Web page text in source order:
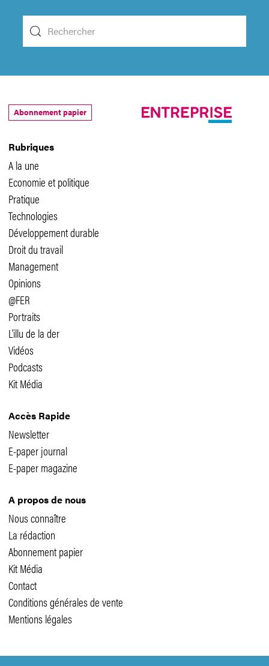
Rubriques
A la une
Economie et politique
Pratique
Technologies
Développement durable
Droit du travail
Management
Opinions
@FER
Portraits
L'illu de la der
Vidéos
Podcasts
Kit Média
Accès Rapide
Newsletter
E-paper journal
E-paper magazine
A propos de nous
Nous connaître
La rédaction
Abonnement papier
Kit Média
Contact
Conditions générales de vente
Mentions légales
Abonnement papier